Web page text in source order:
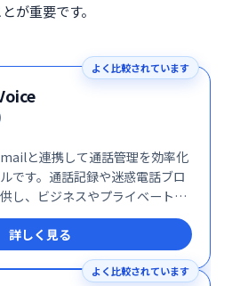
が重要です。
よく比較されています
と連携して通話管理を効率化
です。通話記録や迷惑電話ブロ
し、ビジネスやプライベートで
にサポートします。
詳しく見る
よく比較されています